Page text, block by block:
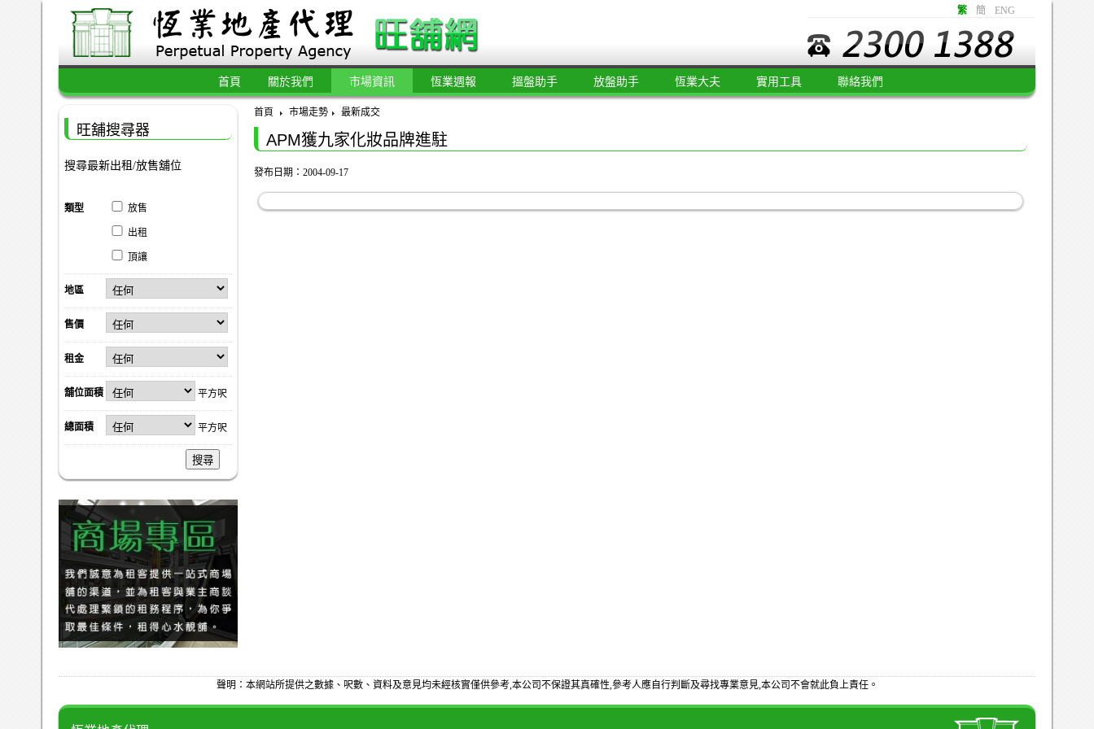
繁 簡 ENG
首頁 關於我們 市場資訊 恆業週報 搵盤助手 放盤助手 恆業大夫 實用工具 聯絡我們
首頁 市場走勢 最新成交
APM獲九家化妝品牌進駐
發布日期：2004-09-17
旺舖搜尋器
搜尋最新出租/放售舖位
類型 放售
出租
頂讓
地區
售價
租金
舖位面積 平方呎
總面積 平方呎
搜尋
聲明：本網站所提供之數據、呎數、資料及意見均未經核實僅供參考,本公司不保證其真確性,參考人應自行判斷及尋找專業意見,本公司不會就此負上責任。